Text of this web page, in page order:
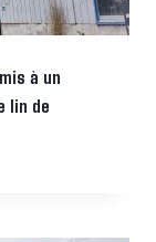
à un
lin de